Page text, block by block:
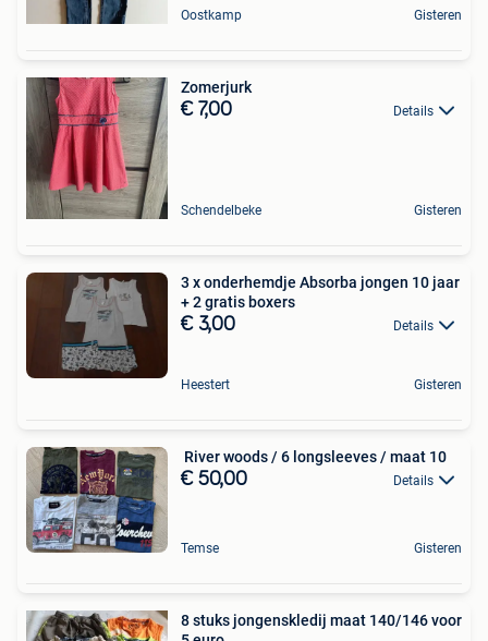
Oostkamp Gisteren
Zomerjurk
€ 7,00 Details
Schendelbeke Gisteren
3 x onderhemdje Absorba jongen 10 jaar
+ 2 gratis boxers
€ 3,00 Details
Heestert Gisteren
️ River woods / 6 longsleeves / maat 10
€ 50,00 Details
Temse Gisteren
8 stuks jongenskledij maat 140/146 voor